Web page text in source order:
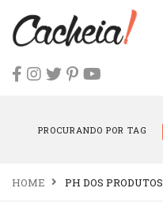
PROCURANDO POR TAG
HOME PH DOS PRODUTOS